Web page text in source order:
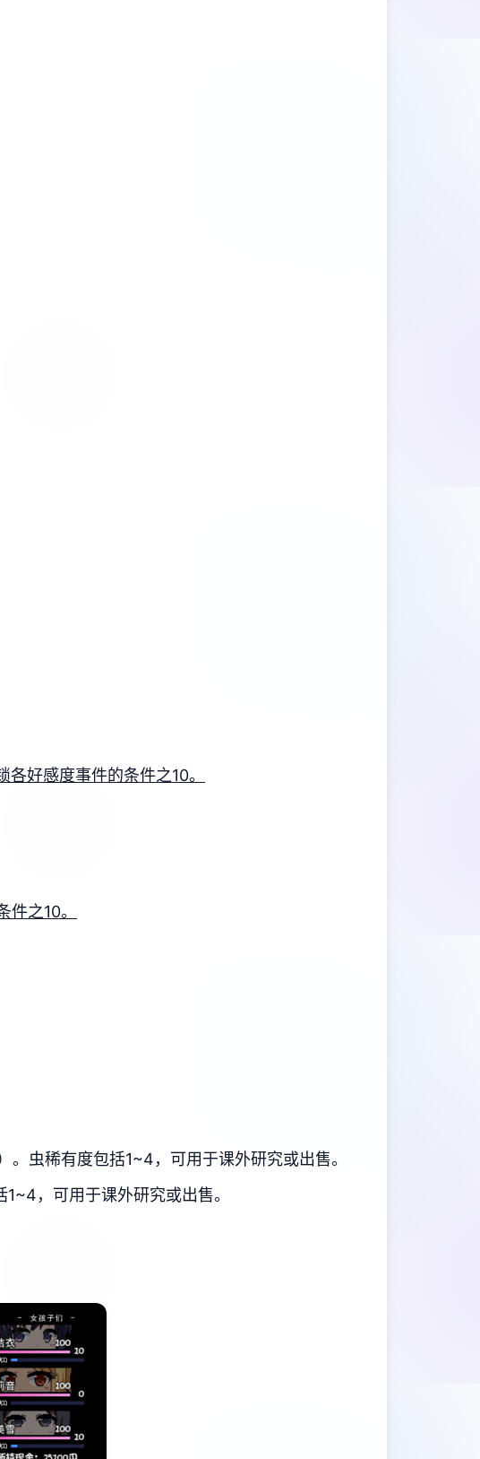
好感度事件的条件之10。
之10。
虫稀有度包括1~4，可用于课外研究或出售。
，可用于课外研究或出售。